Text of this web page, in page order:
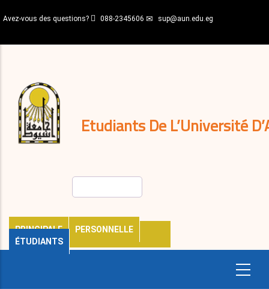
au
principal
Avez-vous des questions? 088-2345606 sup@aun.edu.eg
Etudiants De L’Université
PRINCIPALE
PERSONNELLE
ÉTUDIANTS
décisions
Expatriés
Journal